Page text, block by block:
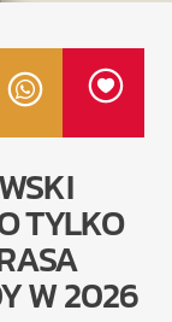
TYLKO
W 2026